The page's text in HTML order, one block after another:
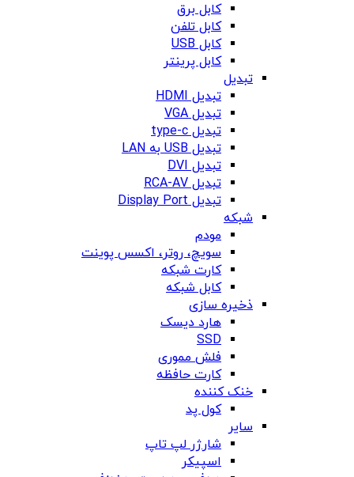
کابل برق
کابل تلفن
کابل USB
کابل پرینتر
تبدیل
تبدیل HDMI
تبدیل VGA
تبدیل type-c
تبدیل USB به LAN
تبدیل DVI
تبدیل RCA-AV
تبدیل Display Port
شبکه
مودم
سویچ، روتر، اکسس پوینت
کارت شبکه
کابل شبکه
ذخیره سازی
هارد دیسک
SSD
فلش مموری
کارت حافظه
خنک کننده
کول پد
سایر
شارژر لپ تاپ
اسپیکر